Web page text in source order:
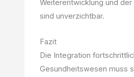
Weiterentwicklung und
sind unverzichtbar.
Fazit
Die Integration
Gesundheitswesen muss